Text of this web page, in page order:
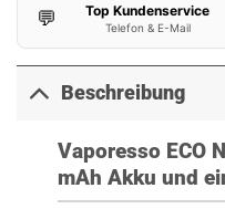
💬 Top Kundenservice
Telefon & E-Mail
Beschreibung
Vaporesso ECO
mAh Akku und